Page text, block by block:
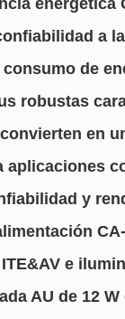
energética
a
de
robustas
en
aplicaciones
y
e
AU de 12